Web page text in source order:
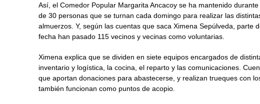
Así, el Comedor Popular Margarita Ancacoy se ha mantenido
de 30 personas que se turnan cada domingo para realizar las
almuerzos. Y, según las cuentas que saca Ximena Sepúlveda, parte
fecha han pasado 115 vecinos y vecinas como voluntarias.
Ximena explica que se dividen en siete equipos encargados de
inventario y logística, la cocina, el reparto y las comunicaciones.
que aportan donaciones para abastecerse, y realizan trueques con
también funcionan como puntos de acopio.